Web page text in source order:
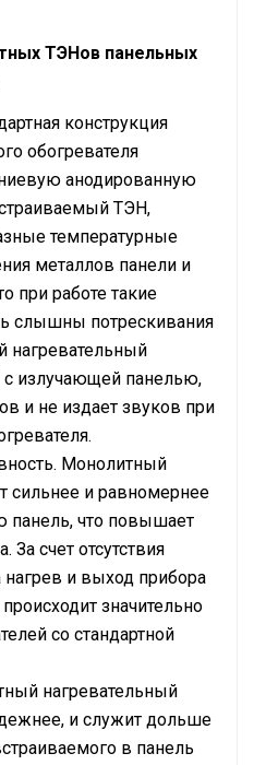
ТЭНов панельных
конструкция
обогревателя
анодированную
ТЭН,
температурные
металлов панели и
при работе такие
слышны потрескивания
нагревательный
излучающей панелью,
и не издает звуков при
Монолитный
сильнее и равномернее
панель, что повышает
За счет отсутствия
и выход прибора
значительно
со стандартной
нагревательный
и служит дольше
в панель